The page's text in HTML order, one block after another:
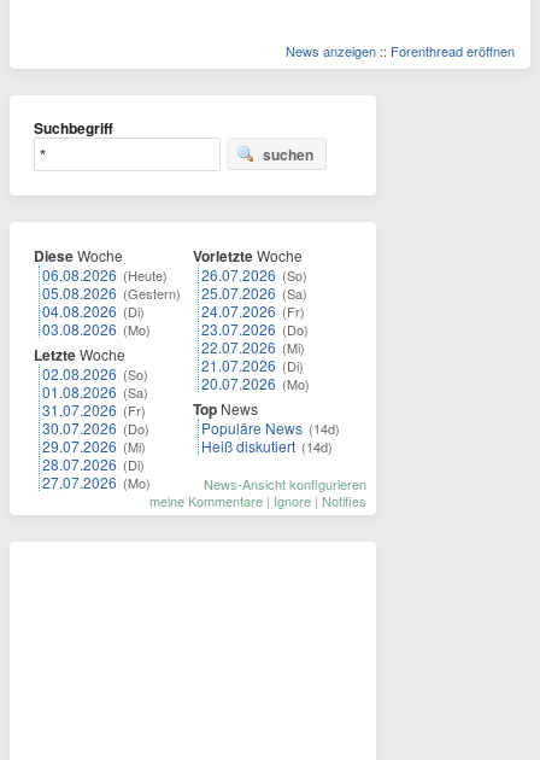
News anzeigen :: Forenthread eröffnen
Suchbegriff
suchen
DieseWoche
06.08.2026 (Heute)
05.08.2026 (Gestern)
04.08.2026 (Di)
03.08.2026 (Mo)
LetzteWoche
02.08.2026 (So)
01.08.2026 (Sa)
31.07.2026 (Fr)
30.07.2026 (Do)
29.07.2026 (Mi)
28.07.2026 (Di)
27.07.2026 (Mo)
VorletzteWoche
26.07.2026 (So)
25.07.2026 (Sa)
24.07.2026 (Fr)
23.07.2026 (Do)
22.07.2026 (Mi)
21.07.2026 (Di)
20.07.2026 (Mo)
Top News
Populäre News (14d)
Heiß diskutiert (14d)
News-Ansicht konfigurieren
meine Kommentare | Ignore | Notifies